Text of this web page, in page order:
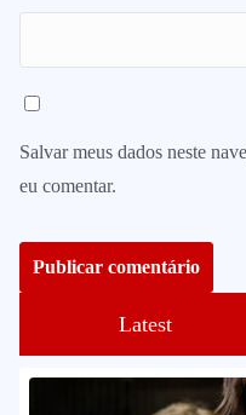
Salvar meus dados neste
eu comentar.
Latest